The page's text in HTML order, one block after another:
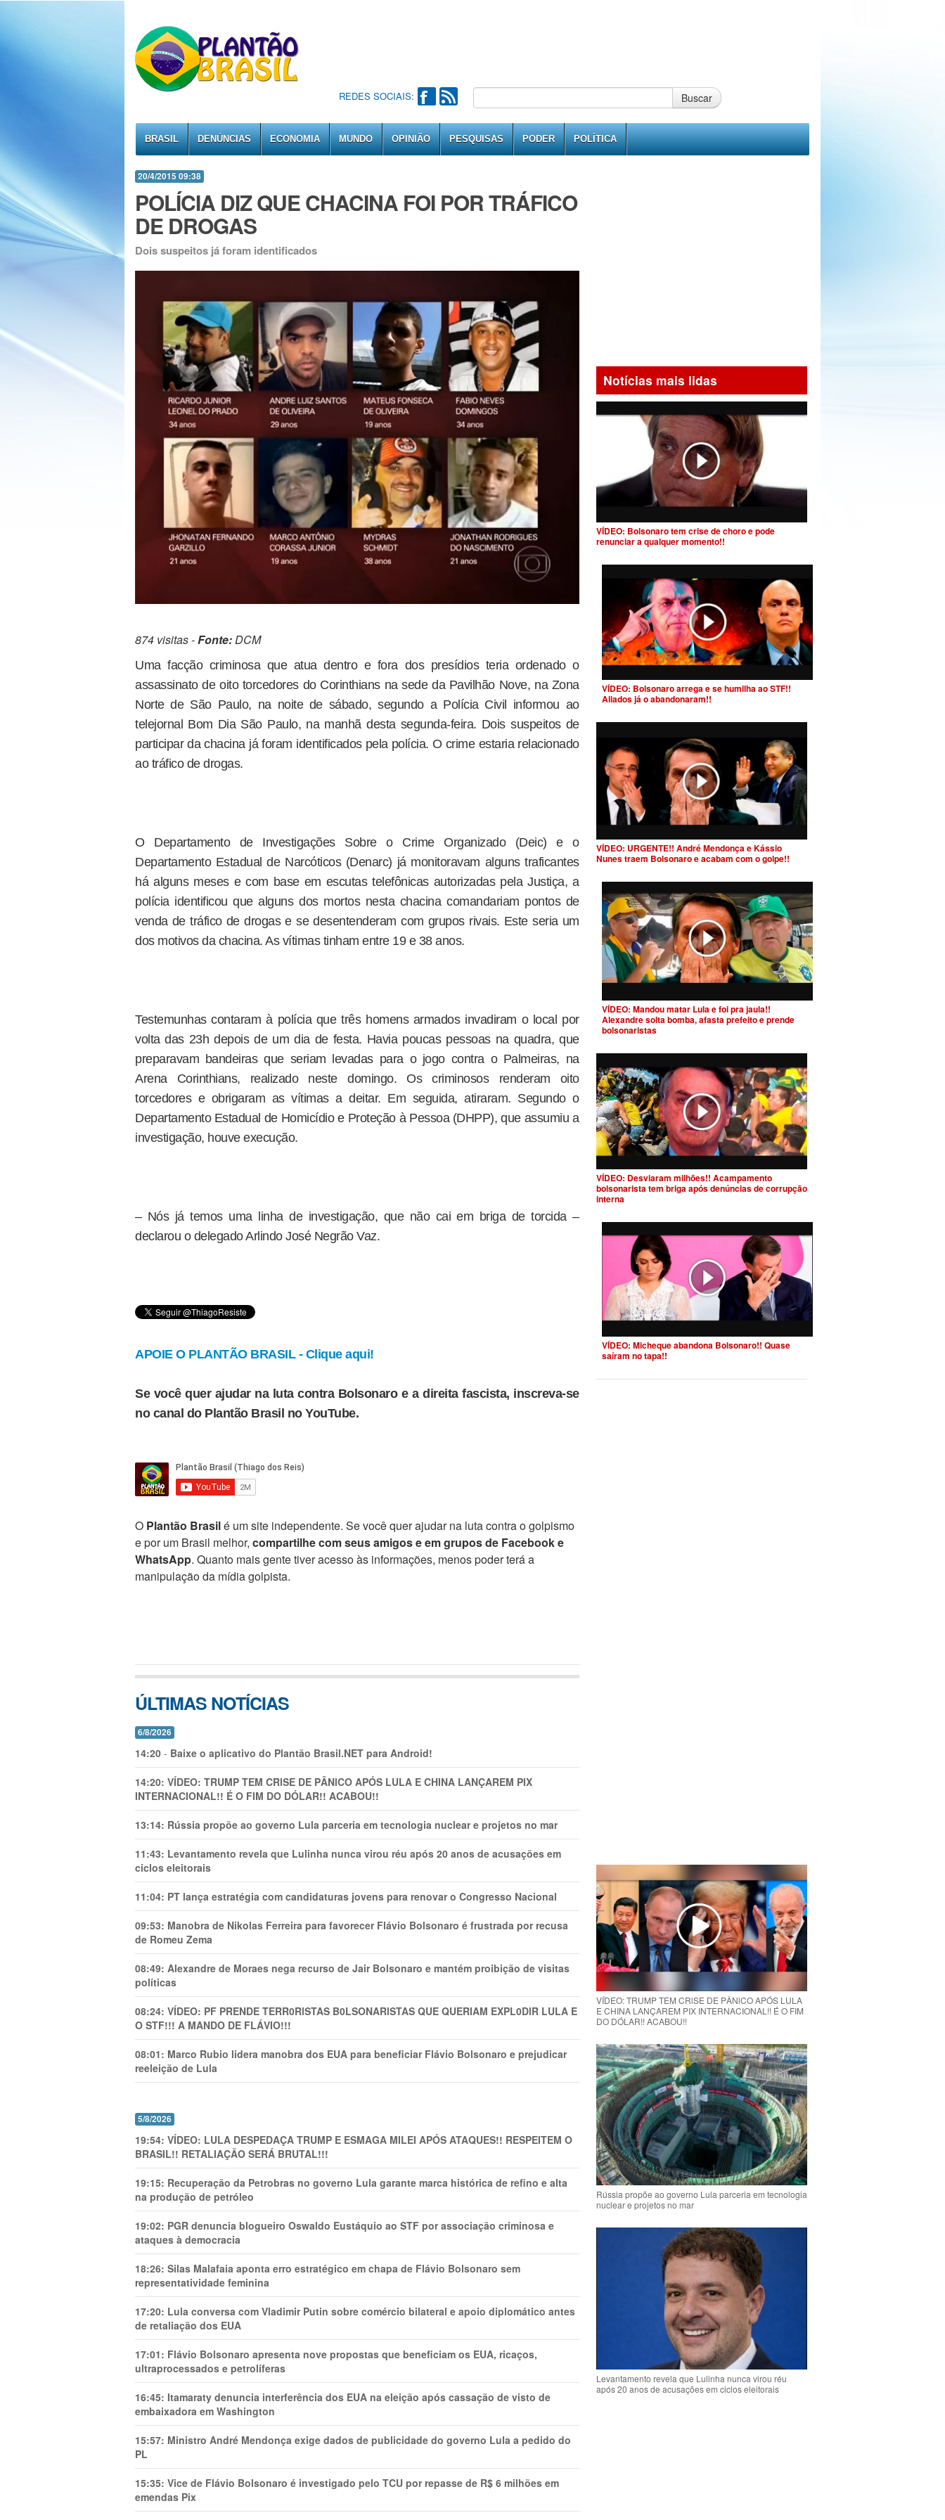
REDES SOCIAIS: Buscar
BRASIL DENÚNCIAS ECONOMIA MUNDO OPINIÃO PESQUISAS PODER POLÍTICA
20/4/2015 09:38
POLÍCIA DIZ QUE CHACINA FOI POR TRÁFICO
DE DROGAS
Dois suspeitos já foram identificados
874 visitas -Fonte:DCM
Uma facção criminosa que atua dentro e fora dos presídios teria ordenado o
assassinato de oito torcedores do Corinthians na sede da Pavilhão Nove, na Zona
Norte de São Paulo, na noite de sábado, segundo a Polícia Civil informou ao
telejornal Bom Dia São Paulo, na manhã desta segunda-feira. Dois suspeitos de
participar da chacina já foram identificados pela polícia. O crime estaria relacionado
ao tráfico de drogas.
O Departamento de Investigações Sobre o Crime Organizado (Deic) e o
Departamento Estadual de Narcóticos (Denarc) já monitoravam alguns traficantes
há alguns meses e com base em escutas telefônicas autorizadas pela Justiça, a
polícia identificou que alguns dos mortos nesta chacina comandariam pontos de
venda de tráfico de drogas e se desentenderam com grupos rivais. Este seria um
dos motivos da chacina. As vítimas tinham entre 19 e 38 anos.
Testemunhas contaram à polícia que três homens armados invadiram o local por
volta das 23h depois de um dia de festa. Havia poucas pessoas na quadra, que
preparavam bandeiras que seriam levadas para o jogo contra o Palmeiras, na
Arena Corinthians, realizado neste domingo. Os criminosos renderam oito
torcedores e obrigaram as vítimas a deitar. Em seguida, atiraram. Segundo o
Departamento Estadual de Homicídio e Proteção à Pessoa (DHPP), que assumiu a
investigação, houve execução.
– Nós já temos uma linha de investigação, que não cai em briga de torcida –
declarou o delegado Arlindo José Negrão Vaz.
APOIE O PLANTÃO BRASIL - Clique aqui!
Se você quer ajudar na luta contra Bolsonaro e a direita fascista, inscreva-se
no canal do Plantão Brasil no YouTube.
O Plantão Brasilé um site independente. Se você quer ajudar na luta contra o golpismo
e por um Brasil melhor, compartilhe com seus amigos e em grupos de Facebook e
WhatsApp. Quanto mais gente tiver acesso às informações, menos poder terá a
manipulação da mídia golpista.
ÚLTIMAS NOTÍCIAS
6/8/2026
14:20 - Baixe o aplicativo do Plantão Brasil.NET para Android!
14:20: VÍDEO: TRUMP TEM CRlSE DE PÂNlCO APÓS LULA E CHINA LANÇAREM PIX
INTERNACIONAL!! É O FIM DO DÓLAR!! ACABOU!!
13:14: Rússia propõe ao governo Lula parceria em tecnologia nuclear e projetos no mar
11:43: Levantamento revela que Lulinha nunca virou réu após 20 anos de acusações em
ciclos eleitorais
11:04: PT lança estratégia com candidaturas jovens para renovar o Congresso Nacional
09:53: Manobra de Nikolas Ferreira para favorecer Flávio Bolsonaro é frustrada por recusa
de Romeu Zema
08:49: Alexandre de Moraes nega recurso de Jair Bolsonaro e mantém proibição de visitas
políticas
08:24: VÍDEO: PF PRENDE TERR0RlSTAS B0LSONARlSTAS QUE QUERIAM EXPL0DlR LULA E
O STF!!! A MANDO DE FLÁVIO!!!
08:01: Marco Rubio lidera manobra dos EUA para beneficiar Flávio Bolsonaro e prejudicar
reeleição de Lula
5/8/2026
19:54: VÍDEO: LULA DESPEDAÇA TRUMP E ESMAGA MILEI APÓS ATAQUES!! RESPEITEM O
BRASIL!! RETALIAÇÃO SERÁ BRUTAL!!!
19:15: Recuperação da Petrobras no governo Lula garante marca histórica de refino e alta
na produção de petróleo
19:02: PGR denuncia blogueiro Oswaldo Eustáquio ao STF por associação criminosa e
ataques à democracia
18:26: Silas Malafaia aponta erro estratégico em chapa de Flávio Bolsonaro sem
representatividade feminina
17:20: Lula conversa com Vladimir Putin sobre comércio bilateral e apoio diplomático antes
de retaliação dos EUA
17:01: Flávio Bolsonaro apresenta nove propostas que beneficiam os EUA, ricaços,
ultraprocessados e petrolíferas
16:45: Itamaraty denuncia interferência dos EUA na eleição após cassação de visto de
embaixadora em Washington
15:57: Ministro André Mendonça exige dados de publicidade do governo Lula a pedido do
PL
15:35: Vice de Flávio Bolsonaro é investigado pelo TCU por repasse de R$ 6 milhões em
emendas Pix
Notícias mais lidas
VÍDEO: Bolsonaro tem crise de choro e pode
renunciar a qualquer momento!!
VÍDEO: Bolsonaro arrega e se humilha ao STF!!
Aliados já o abandonaram!!
VÍDEO: URGENTE!! André Mendonça e Kássio
Nunes traem Bolsonaro e acabam com o golpe!!
VÍDEO: Mandou matar Lula e foi pra jaula!!
Alexandre solta bomba, afasta prefeito e prende
bolsonaristas
VÍDEO: Desviaram milhões!! Acampamento
bolsonarista tem briga após denúncias de corrupção
interna
VÍDEO: Micheque abandona Bolsonaro!! Quase
saíram no tapa!!
VÍDEO: TRUMP TEM CRlSE DE PÂNlCO APÓS LULA
E CHINA LANÇAREM PIX INTERNACIONAL!! É O FIM
DO DÓLAR!! ACABOU!!
Rússia propõe ao governo Lula parceria em tecnologia
nuclear e projetos no mar
Levantamento revela que Lulinha nunca virou réu
após 20 anos de acusações em ciclos eleitorais